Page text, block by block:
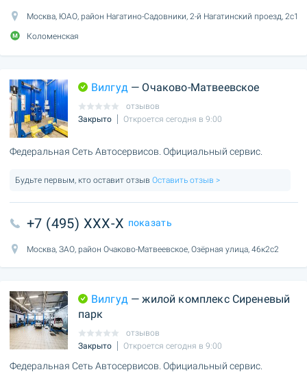
Москва, ЮАО, район Нагатино-Садовники, 2-й Нагатинский проезд, 2с1
Коломенская
Вилгуд — Очаково-Матвеевское
отзывов
Закрыто
Откроется сегодня в 9:00
Федеральная Сеть Автосервисов. Официальный сервис.
Будьте первым, кто оставит отзыв Оставить отзыв >
+7 (495) XXX-X показать
Москва, ЗАО, район Очаково-Матвеевское, Озёрная улица, 46к2с2
Вилгуд — жилой комплекс Сиреневый
парк
отзывов
Закрыто
Откроется сегодня в 9:00
Федеральная Сеть Автосервисов. Официальный сервис.